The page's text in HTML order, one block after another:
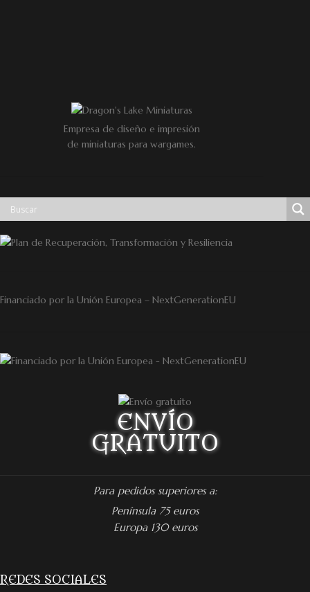
Empresa de diseño e impresión
de miniaturas para wargames.
Financiado por la Unión Europea – NextGenerationEU
ENVÍO
GRATUITO
Para pedidos superiores a:
Península 75 euros
Europa 130 euros
REDES SOCIALES